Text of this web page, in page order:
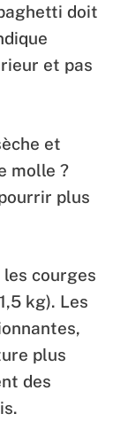
doit
et pas
et
molle ?
plus
courges
kg). Les
plus
des